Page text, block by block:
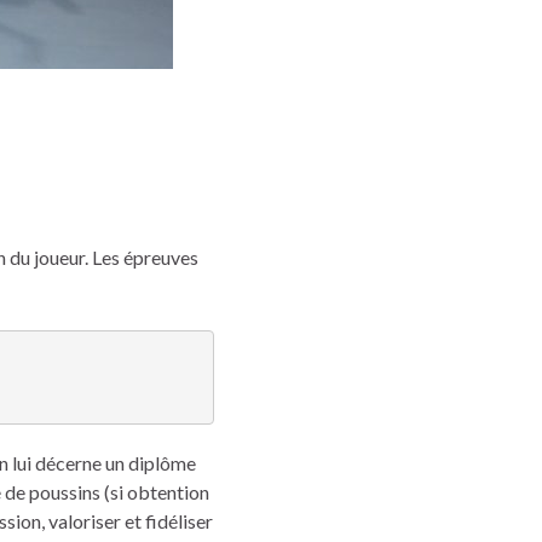
joueur. Les épreuves
lui décerne un diplôme
poussins (si obtention
valoriser et fidéliser